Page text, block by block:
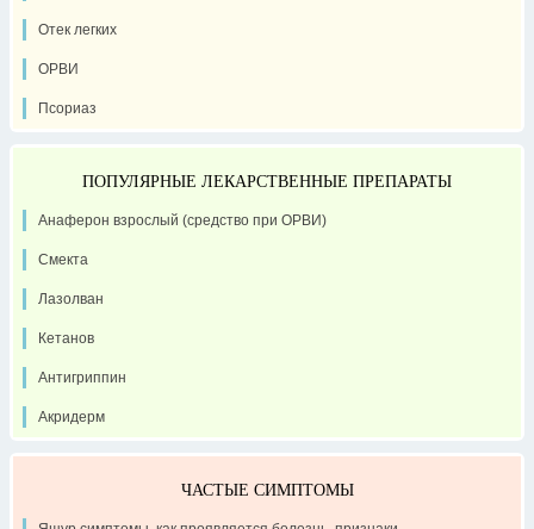
Отек легких
ОРВИ
Псориаз
ПОПУЛЯРНЫЕ ЛЕКАРСТВЕННЫЕ ПРЕПАРАТЫ
Анаферон взрослый (средство при ОРВИ)
Смекта
Лазолван
Кетанов
Антигриппин
Акридерм
ЧАСТЫЕ СИМПТОМЫ